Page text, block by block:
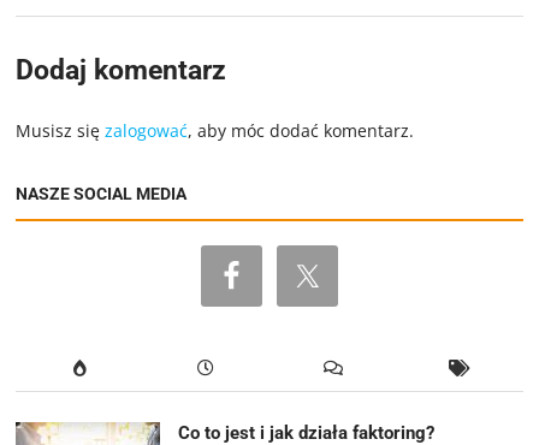
Dodaj komentarz
Musisz sięzalogować, aby móc dodać komentarz.
NASZE SOCIAL MEDIA
Co to jest i jak działa faktoring?